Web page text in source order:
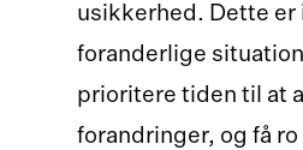
usikkerhed. Dette
foranderlige
prioritere tiden til at
forandringer, og få